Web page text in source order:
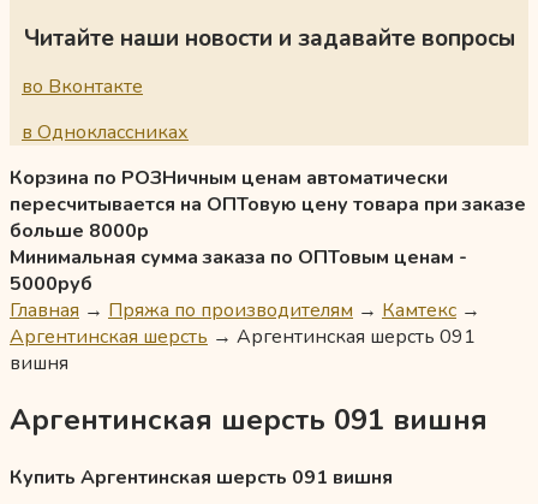
Читайте наши новости и задавайте вопросы
во Вконтакте
в Одноклассниках
Корзина по РОЗНичным ценам автоматически
пересчитывается на ОПТовую цену товара при заказе
больше 8000р
Минимальная сумма заказа по ОПТовым ценам -
5000руб
Главная → Пряжа по производителям → Камтекс →
Аргентинская шерсть → Аргентинская шерсть 091
вишня
Аргентинская шерсть 091 вишня
Купить Аргентинская шерсть 091 вишня